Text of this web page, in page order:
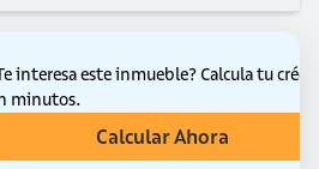
interesa este inmueble? Calcula tu
minutos.
Calcular Ahora